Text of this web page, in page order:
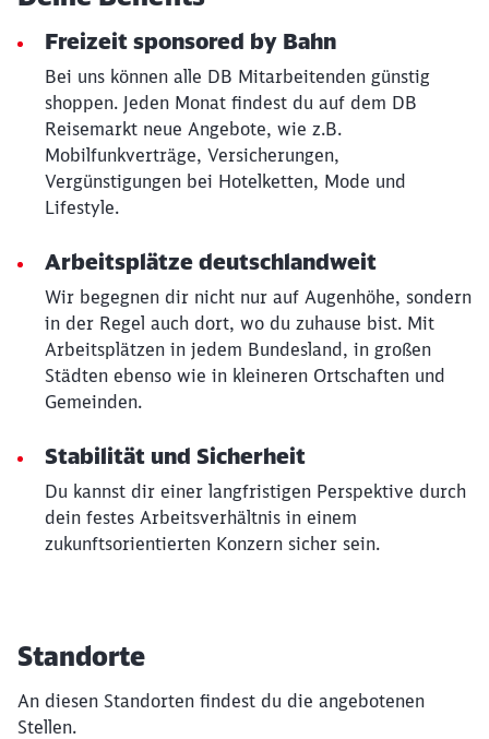
Freizeit sponsored by Bahn
Bei uns können alle DB Mitarbeitenden günstig
shoppen. Jeden Monat findest du auf dem DB
Reisemarkt neue Angebote, wie z.B.
Mobilfunkverträge, Versicherungen,
Vergünstigungen bei Hotelketten, Mode und
Lifestyle.
Arbeitsplätze deutschlandweit
Wir begegnen dir nicht nur auf Augenhöhe, sondern
in der Regel auch dort, wo du zuhause bist. Mit
Arbeitsplätzen in jedem Bundesland, in großen
Städten ebenso wie in kleineren Ortschaften und
Gemeinden.
Stabilität und Sicherheit
Du kannst dir einer langfristigen Perspektive durch
dein festes Arbeitsverhältnis in einem
zukunftsorientierten Konzern sicher sein.
Standorte
An diesen Standorten findest du die angebotenen
Stellen.
Schließen
Möchten Sie zuweitergeleitet
werden?
Abbrechen Weiter